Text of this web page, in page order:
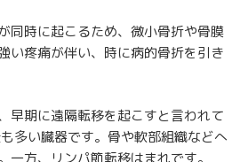
同時に起こるため、微小骨折や骨膜
い疼痛が伴い、時に病的骨折を引き
早期に遠隔転移を起こすと言われて
多い臓器です。骨や軟部組織などへ
一方、リンパ節転移はまれです。